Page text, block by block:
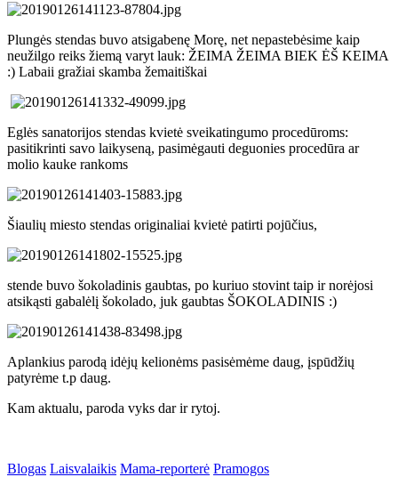
Plungės stendas buvo atsigabenę Morę, net nepastebėsime kaip
neužilgo reiks žiemą varyt lauk: ŽEIMA ŽEIMA BIEK ĖŠ KEIMA
:) Labaii gražiai skamba žemaitiškai
Eglės sanatorijos stendas kvietė sveikatingumo procedūroms:
pasitikrinti savo laikyseną, pasimėgauti deguonies procedūra ar
molio kauke rankoms
Šiaulių miesto stendas originaliai kvietė patirti pojūčius,
stende buvo šokoladinis gaubtas, po kuriuo stovint taip ir norėjosi
atsikąsti gabalėlį šokolado, juk gaubtas ŠOKOLADINIS :)
Aplankius parodą idėjų kelionėms pasisėmėme daug, įspūdžių
patyrėme t.p daug.
Kam aktualu, paroda vyks dar ir rytoj.
Blogas Laisvalaikis Mama-reporterė Pramogos